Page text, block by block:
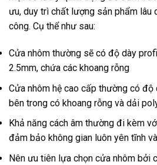
ưu, duy trì chất lượng sản phẩm lâu
công. Cụ thể như sau:
Cửa nhôm thường sẽ có độ dày
2.5mm, chứa các khoang rỗng
Cửa nhôm hệ cao cấp thường có
bên trong có khoang rỗng và dải
Khả năng cách âm thường đi kèm
đảm bảo không gian luôn yên tĩnh
Nên ưu tiên lựa chọn cửa nhôm bởi